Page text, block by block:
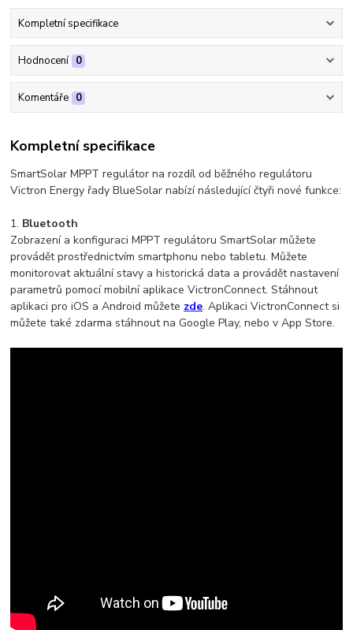
Kompletní specifikace
Hodnocení 0
Komentáře 0
Kompletní specifikace
SmartSolar MPPT regulátor na rozdíl od běžného regulátoru
Victron Energy řady BlueSolar nabízí následující čtyři nové funkce:
1. Bluetooth
Zobrazení a konfiguraci MPPT regulátoru SmartSolar můžete
provádět prostřednictvím smartphonu nebo tabletu. Můžete
monitorovat aktuální stavy a historická data a provádět nastavení
parametrů pomocí mobilní aplikace VictronConnect. Stáhnout
aplikaci pro iOS a Android můžete zde. Aplikaci VictronConnect si
můžete také zdarma stáhnout na Google Play, nebo v App Store.